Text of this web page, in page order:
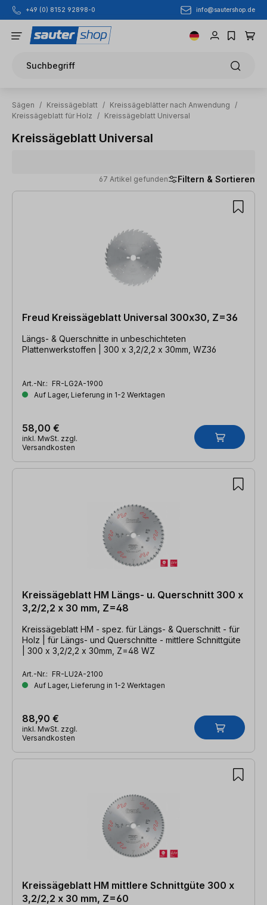
Zum Hauptinhalt springen
+49 (0) 8152 92898-0 info@sautershop.de
Suchbegriff
Sägen / Kreissägeblatt / Kreissägeblätter nach Anwendung
/
Kreissägeblatt für Holz
/ Kreissägeblatt Universal
Kreissägeblatt Universal
67 Artikel gefunden Filtern & Sortieren
67 Artikel gefunden
Freud Kreissägeblatt Universal 300x30, Z=36
Längs- & Querschnitte in unbeschichteten
Plattenwerkstoffen | 300 x 3,2/2,2 x 30mm, WZ36
Art.-Nr.: FR-LG2A-1900
Auf Lager, Lieferung in 1-2 Werktagen
58,00 €
inkl. MwSt. zzgl.
Versandkosten
Kreissägeblatt HM Längs- u. Querschnitt 300 x
3,2/2,2 x 30 mm, Z=48
Kreissägeblatt HM - spez. für Längs- & Querschnitt - für
Holz | für Längs- und Querschnitte - mittlere Schnittgüte
| 300 x 3,2/2,2 x 30mm, Z=48 WZ
Art.-Nr.: FR-LU2A-2100
Auf Lager, Lieferung in 1-2 Werktagen
88,90 €
inkl. MwSt. zzgl.
Versandkosten
Kreissägeblatt HM mittlere Schnittgüte 300 x
3,2/2,2 x 30 mm, Z=60